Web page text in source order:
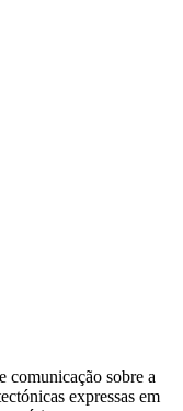
comunicação sobre a
expressas em